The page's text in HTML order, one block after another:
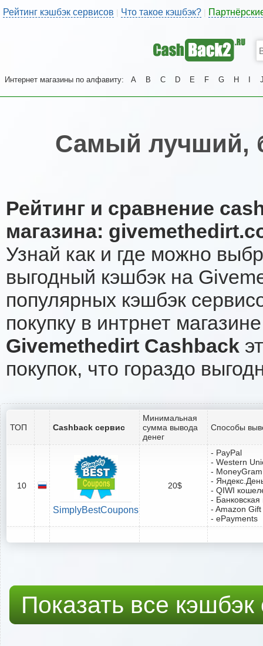
Рейтинг кэшбэк сервисов | Что такое кэшбэк?
Интернет магазины по алфавиту: A B C D E F G H
Самый лучший,
Рейтинг и сравнение
магазина:
Узнай как и где можно
выгодный кэшбэк на
популярных кэшбэк
покупку в интрнет
Givemethedirt Cashback
покупок, что гораздо
ТОП Cashback сервис
Минимальная
сумма вывода
денег
Способы
10
SimplyBestCoupons
20$
- PayPal
- Western
- MoneyGram
-
- QIWI
-
- Amazon
- ePayments
Показать все